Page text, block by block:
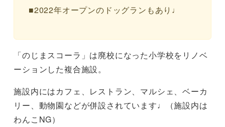
■2022年オープンのドッグランもあり♩
「のじまスコーラ」は廃校になった小学校をリノベ
ーションした複合施設。
施設内にはカフェ、レストラン、マルシェ、ベーカ
リー、動物園などが併設されています♩（施設内は
わんこNG）